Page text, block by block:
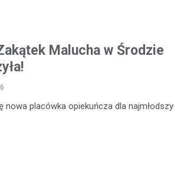
Malucha w Środzie
placówka opiekuńcza dla